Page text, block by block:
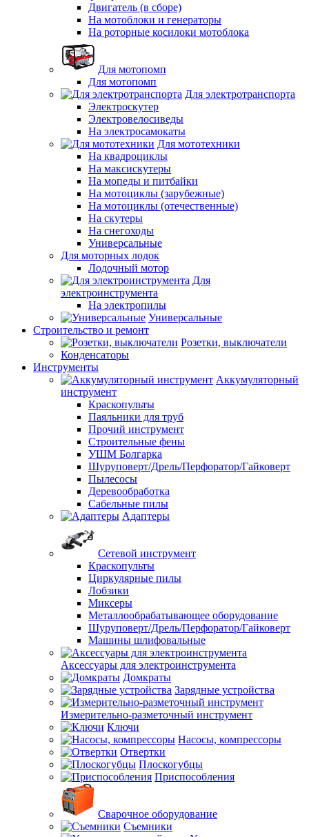
Двигатель (в сборе)
На мотоблоки и генераторы
На роторные косилоки мотоблока
Для мотопомп
Для мотопомп
Для электротранспорта
Электроскутер
Электровелосиведы
На электросамокаты
Для мототехники
На квадроциклы
На максискутеры
На мопеды и питбайки
На мотоциклы (зарубежные)
На мотоциклы (отечественные)
На скутеры
На снегоходы
Универсальные
Для моторных лодок
Лодочный мотор
Для
электроинструмента
На электропилы
Универсальные
Строительство и ремонт
Розетки, выключатели
Конденсаторы
Инструменты
Аккумуляторный
инструмент
Краскопульты
Паяльники для труб
Прочий инструмент
Строительные фены
УШМ Болгарка
Шуруповерт/Дрель/Перфоратор/Гайковерт
Пылесосы
Деревообработка
Сабельные пилы
Адаптеры
Сетевой инструмент
Краскопульты
Циркулярные пилы
Лобзики
Миксеры
Металлообрабатывающее оборудование
Шуруповерт/Дрель/Перфоратор/Гайковерт
Машины шлифовальные
Аксессуары для электроинструмента
Домкраты
Зарядные устройства
Измерительно-разметочный инструмент
Ключи
Насосы, компрессоры
Отвертки
Плоскогубцы
Приспособления
Сварочное оборудование
Съемники